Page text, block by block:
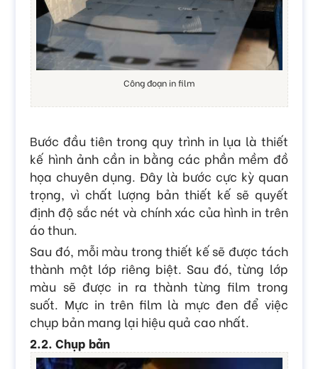
Công đoạn in film
Bước đầu tiên trong quy trình in lụa là thiết
kế hình ảnh cần in bằng các phần mềm đồ
họa chuyên dụng. Đây là bước cực kỳ quan
trọng, vì chất lượng bản thiết kế sẽ quyết
định độ sắc nét và chính xác của hình in trên
áo thun.
Sau đó, mỗi màu trong thiết kế sẽ được tách
thành một lớp riêng biệt. Sau đó, từng lớp
màu sẽ được in ra thành từng film trong
suốt. Mực in trên film là mực đen để việc
chụp bản mang lại hiệu quả cao nhất.
2.2. Chụp bản